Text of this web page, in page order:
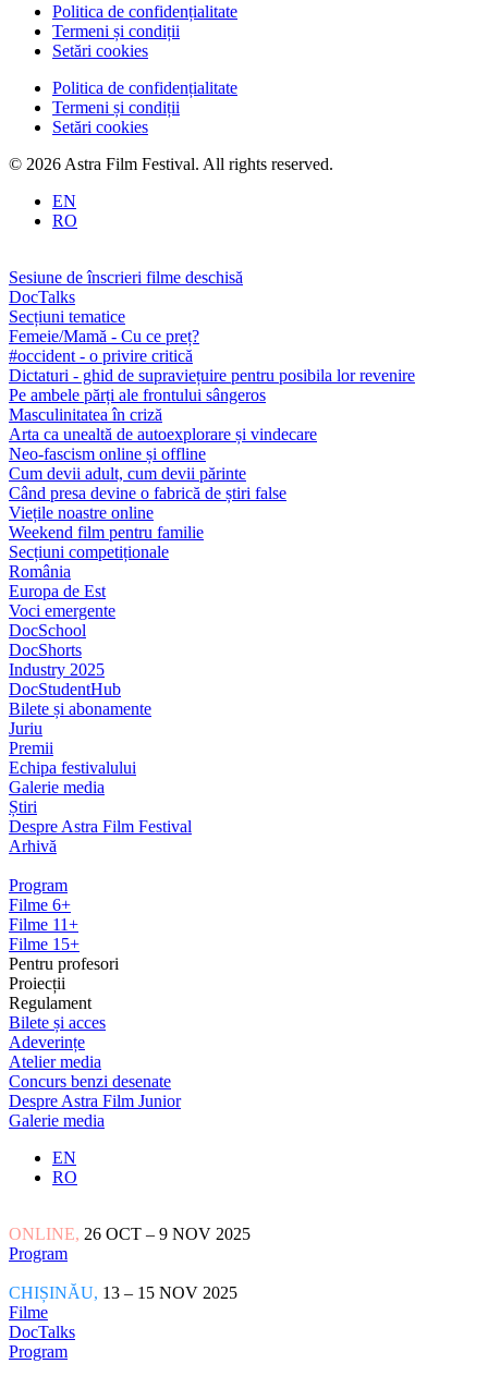
Politica de confidențialitate
Termeni și condiții
Setări cookies
Politica de confidențialitate
Termeni și condiții
Setări cookies
© 2026 Astra Film Festival. All rights reserved.
EN
RO
Sesiune de înscrieri filme deschisă
DocTalks
Secțiuni tematice
Femeie/Mamă - Cu ce preț?
#occident - o privire critică
Dictaturi - ghid de supraviețuire pentru posibila lor revenire
Pe ambele părți ale frontului sângeros
Masculinitatea în criză
Arta ca unealtă de autoexplorare și vindecare
Neo-fascism online și offline
Cum devii adult, cum devii părinte
Când presa devine o fabrică de știri false
Viețile noastre online
Weekend film pentru familie
Secțiuni competiționale
România
Europa de Est
Voci emergente
DocSchool
DocShorts
Industry 2025
DocStudentHub
Bilete și abonamente
Juriu
Premii
Echipa festivalului
Galerie media
Știri
Despre Astra Film Festival
Arhivă
Program
Filme 6+
Filme 11+
Filme 15+
Pentru profesori
Proiecții
Regulament
Bilete și acces
Adeverințe
Atelier media
Concurs benzi desenate
Despre Astra Film Junior
Galerie media
EN
RO
ONLINE, 26 OCT – 9 NOV 2025
Program
CHIȘINĂU, 13 – 15 NOV 2025
Filme
DocTalks
Program